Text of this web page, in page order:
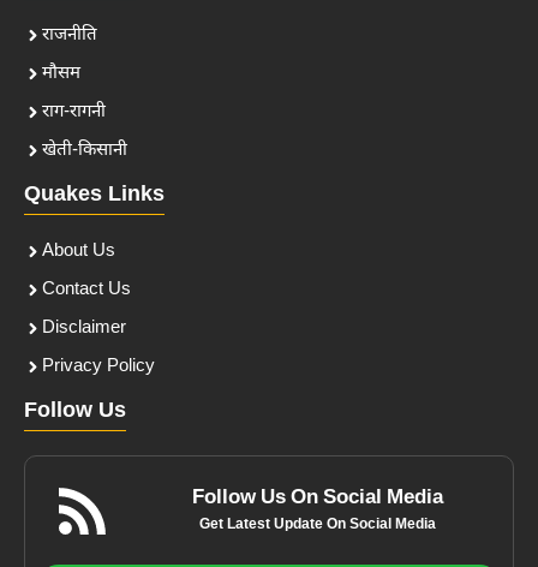
राजनीति
मौसम
राग-रागनी
खेती-किसानी
Quakes Links
About Us
Contact Us
Disclaimer
Privacy Policy
Follow Us
Follow Us On Social Media
Get Latest Update On Social Media